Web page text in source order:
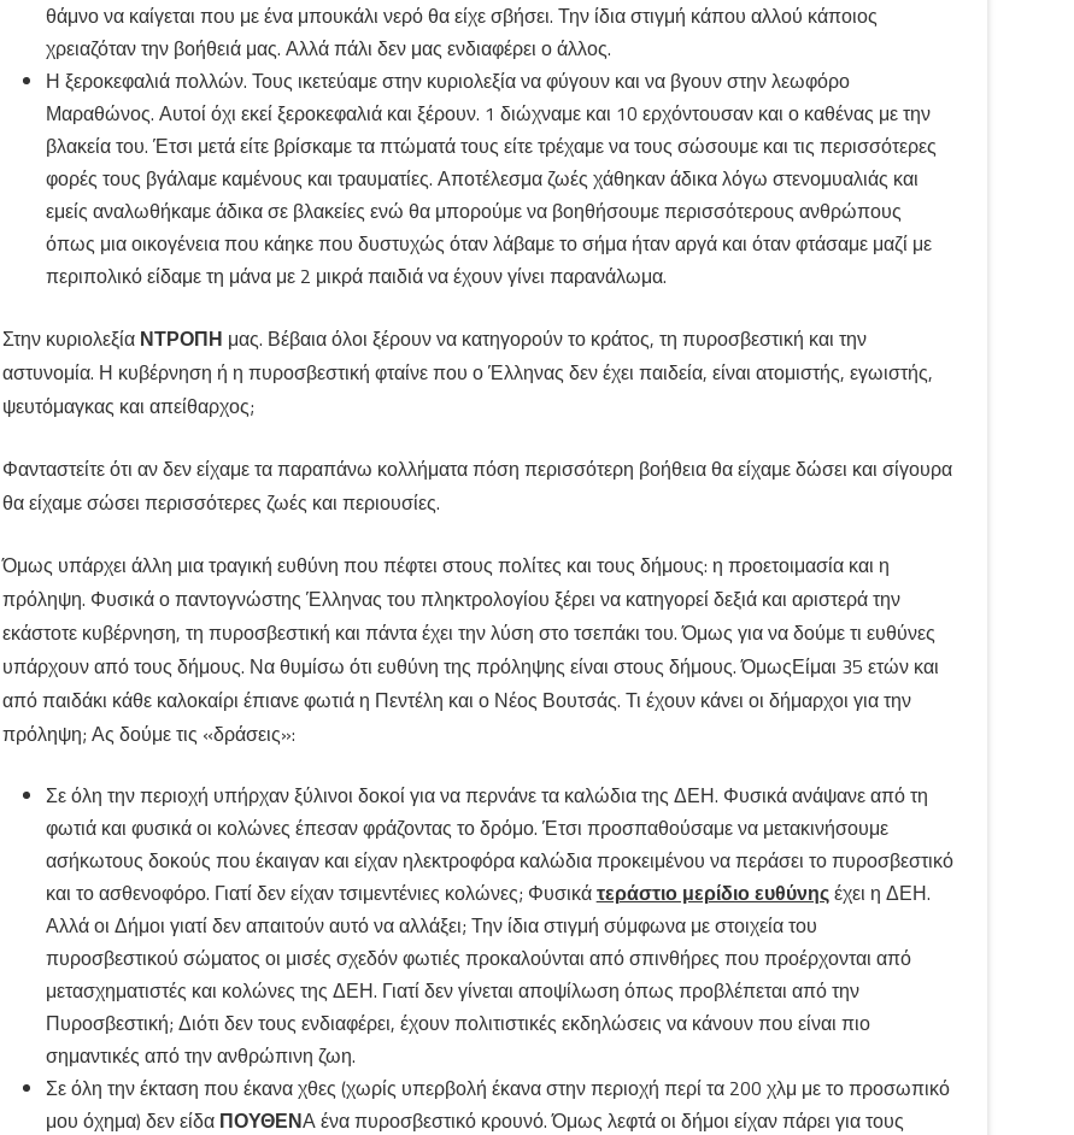
θάμνο να καίγεται που με ένα μπουκάλι νερό θα είχε σβήσει. Την ίδια στιγμή κάπου αλλού κάποιος
χρειαζόταν την βοήθειά μας. Αλλά πάλι δεν μας ενδιαφέρει ο άλλος.
Η ξεροκεφαλιά πολλών. Τους ικετεύαμε στην κυριολεξία να φύγουν και να βγουν στην λεωφόρο
Μαραθώνος. Αυτοί όχι εκεί ξεροκεφαλιά και ξέρουν. 1 διώχναμε και 10 ερχόντουσαν και ο καθένας με την
βλακεία του. Έτσι μετά είτε βρίσκαμε τα πτώματά τους είτε τρέχαμε να τους σώσουμε και τις περισσότερες
φορές τους βγάλαμε καμένους και τραυματίες. Αποτέλεσμα ζωές χάθηκαν άδικα λόγω στενομυαλιάς και
εμείς αναλωθήκαμε άδικα σε βλακείες ενώ θα μπορούμε να βοηθήσουμε περισσότερους ανθρώπους
όπως μια οικογένεια που κάηκε που δυστυχώς όταν λάβαμε το σήμα ήταν αργά και όταν φτάσαμε μαζί με
περιπολικό είδαμε τη μάνα με 2 μικρά παιδιά να έχουν γίνει παρανάλωμα.
Στην κυριολεξία ΝΤΡΟΠΗ μας. Βέβαια όλοι ξέρουν να κατηγορούν το κράτος, τη πυροσβεστική και την
αστυνομία. Η κυβέρνηση ή η πυροσβεστική φταίνε που ο Έλληνας δεν έχει παιδεία, είναι ατομιστής, εγωιστής,
ψευτόμαγκας και απείθαρχος;
Φανταστείτε ότι αν δεν είχαμε τα παραπάνω κολλήματα πόση περισσότερη βοήθεια θα είχαμε δώσει και σίγουρα
θα είχαμε σώσει περισσότερες ζωές και περιουσίες.
Όμως υπάρχει άλλη μια τραγική ευθύνη που πέφτει στους πολίτες και τους δήμους: η προετοιμασία και η
πρόληψη. Φυσικά ο παντογνώστης Έλληνας του πληκτρολογίου ξέρει να κατηγορεί δεξιά και αριστερά την
εκάστοτε κυβέρνηση, τη πυροσβεστική και πάντα έχει την λύση στο τσεπάκι του. Όμως για να δούμε τι ευθύνες
υπάρχουν από τους δήμους. Να θυμίσω ότι ευθύνη της πρόληψης είναι στους δήμους. ΌμωςΕίμαι 35 ετών και
από παιδάκι κάθε καλοκαίρι έπιανε φωτιά η Πεντέλη και ο Νέος Βουτσάς. Τι έχουν κάνει οι δήμαρχοι για την
πρόληψη; Ας δούμε τις «δράσεις»:
Σε όλη την περιοχή υπήρχαν ξύλινοι δοκοί για να περνάνε τα καλώδια της ΔΕΗ. Φυσικά ανάψανε από τη
φωτιά και φυσικά οι κολώνες έπεσαν φράζοντας το δρόμο. Έτσι προσπαθούσαμε να μετακινήσουμε
ασήκωτους δοκούς που έκαιγαν και είχαν ηλεκτροφόρα καλώδια προκειμένου να περάσει το πυροσβεστικό
και το ασθενοφόρο. Γιατί δεν είχαν τσιμεντένιες κολώνες; Φυσικάτεράστιο μερίδιο ευθύνηςέχει η ΔΕΗ.
Αλλά οι Δήμοι γιατί δεν απαιτούν αυτό να αλλάξει; Την ίδια στιγμή σύμφωνα με στοιχεία του
πυροσβεστικού σώματος οι μισές σχεδόν φωτιές προκαλούνται από σπινθήρες που προέρχονται από
μετασχηματιστές και κολώνες της ΔΕΗ. Γιατί δεν γίνεται αποψίλωση όπως προβλέπεται από την
Πυροσβεστική; Διότι δεν τους ενδιαφέρει, έχουν πολιτιστικές εκδηλώσεις να κάνουν που είναι πιο
σημαντικές από την ανθρώπινη ζωη.
Σε όλη την έκταση που έκανα χθες (χωρίς υπερβολή έκανα στην περιοχή περί τα 200 χλμ με το προσωπικό
μου όχημα) δεν είδα ΠΟΥΘΕΝΑ ένα πυροσβεστικό κρουνό. Όμως λεφτά οι δήμοι είχαν πάρει για τους